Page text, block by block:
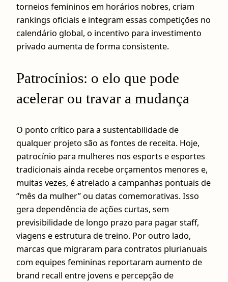
torneios femininos em horários nobres, criam
rankings oficiais e integram essas competições no
calendário global, o incentivo para investimento
privado aumenta de forma consistente.
Patrocínios: o elo que pode
acelerar ou travar a mudança
O ponto crítico para a sustentabilidade de
qualquer projeto são as fontes de receita. Hoje,
patrocínio para mulheres nos esports e esportes
tradicionais ainda recebe orçamentos menores e,
muitas vezes, é atrelado a campanhas pontuais de
“mês da mulher” ou datas comemorativas. Isso
gera dependência de ações curtas, sem
previsibilidade de longo prazo para pagar staff,
viagens e estrutura de treino. Por outro lado,
marcas que migraram para contratos plurianuais
com equipes femininas reportaram aumento de
brand recall entre jovens e percepção de